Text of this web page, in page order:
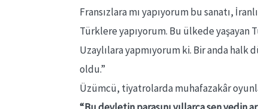
Fransızlara mı yapıyorum bu sanatı,
Türklere yapıyorum. Bu ülkede yaşayan
Uzaylılara yapmıyorum ki. Bir anda halk
oldu.”
Üzümcü, tiyatrolarda muhafazakâr